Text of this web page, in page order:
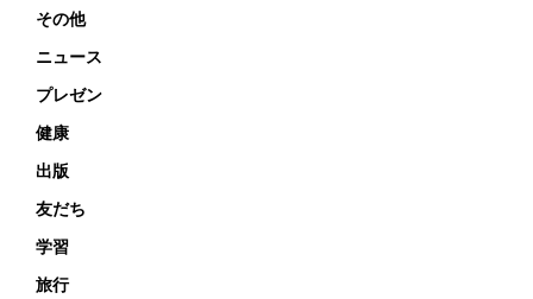
その他
ニュース
プレゼン
健康
出版
友だち
学習
旅行